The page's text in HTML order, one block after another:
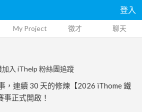
登入
My Project 徵才 聊天
加入 iThelp 粉絲團追蹤
，連續 30 天的修煉【2026 iThome 鐵
事正式開啟！